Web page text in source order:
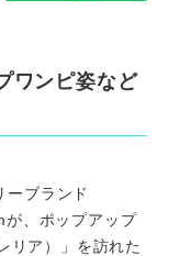
ワンピ姿など
ーブランド
が、ポップアップ
リア）」を訪れた